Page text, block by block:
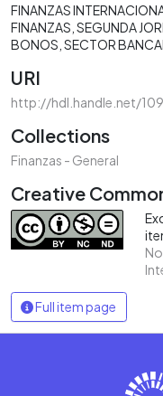
FINANZAS
FINANZAS SEGUNDA
BONOS SECTOR
URI
http://hdl.handle.net/
Collections
Finanzas - General
Creative
Full item page